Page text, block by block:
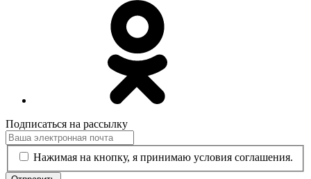
Подписаться на рассылку
Нажимая на кнопку, я принимаю условия соглашения.